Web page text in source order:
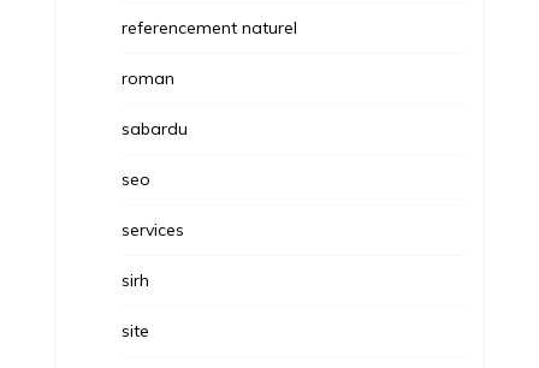
referencement naturel
roman
sabardu
seo
services
sirh
site